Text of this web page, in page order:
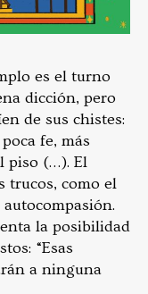
es el turno
dicción, pero
de sus chistes:
fe, más
piso (…). El
trucos, como el
la posibilidad
“Esas
a ninguna